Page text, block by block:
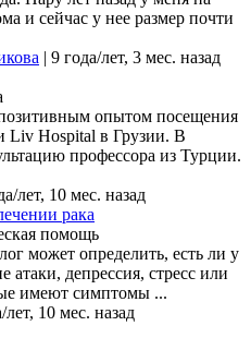
и сейчас у нее размер почти
| 9 года/лет, 3 мес. назад
опытом посещения
Liv Hospital в Грузии. В
профессора из Турции.
лет, 10 мес. назад
рака
помощь
может определить, есть ли у
атаки, депрессия, стресс или
имеют симптомы ...
лет, 10 мес. назад